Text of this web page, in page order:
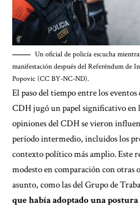
Un oficial de policía escucha
manifestación después del Referéndum de
Popovic (CC BY-NC-ND).
El paso del tiempo entre los
CDH jugó un papel significativo en
opiniones del CDH se vieron
período intermedio, incluidos los
contexto político más amplio. Este
modesto en comparación con otras
asunto, como las del Grupo de
que había adoptado una